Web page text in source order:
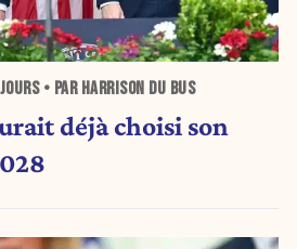
• PAR HARRISON DU BUS
déjà choisi son